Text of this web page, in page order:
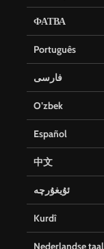
ФАТВА
Português
فارسی
O’zbek
Español
中文
ئۇيغۇرچە
Kurdî
Nederlandse taal